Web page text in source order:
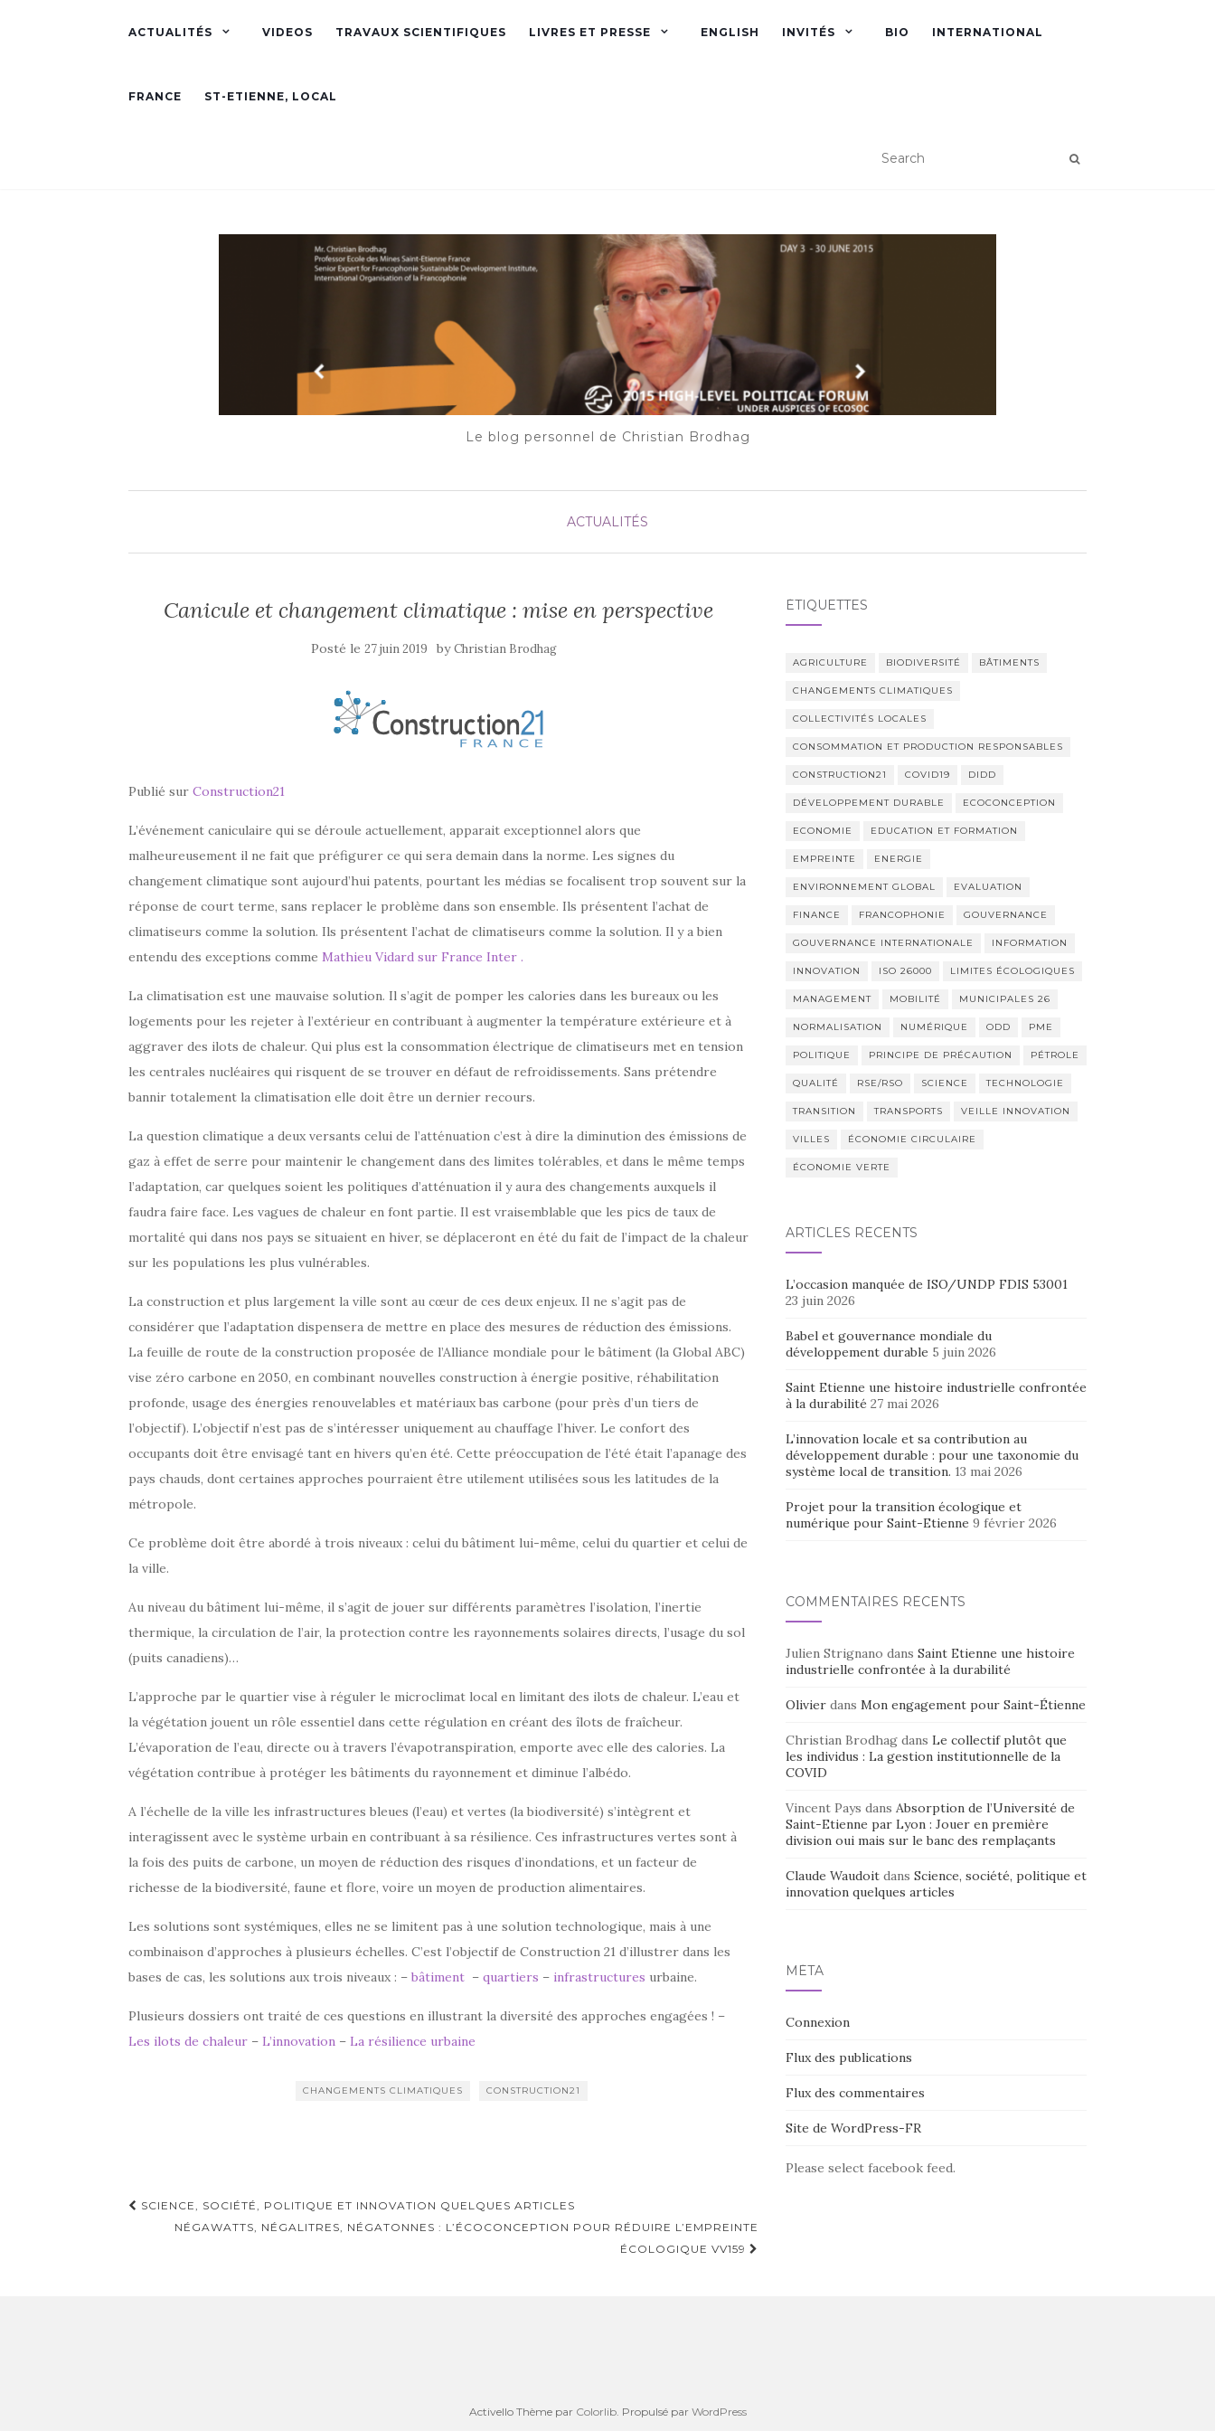
ACTUALITÉS VIDEOS TRAVAUX SCIENTIFIQUES LIVRES ET PRESSE ENGLISH INVITÉS BIO INTERNATIONAL
FRANCE ST-ETIENNE, LOCAL
Le blog personnel de Christian Brodhag
ACTUALITÉS
Canicule et changement climatique : mise en perspective
Posté le27 juin 2019 byChristian Brodhag
Publié sur Construction21
L’événement caniculaire qui se déroule actuellement, apparait exceptionnel alors que
malheureusement il ne fait que préfigurer ce qui sera demain dans la norme. Les signes du
changement climatique sont aujourd’hui patents, pourtant les médias se focalisent trop souvent sur la
réponse de court terme, sans replacer le problème dans son ensemble. Ils présentent l’achat de
climatiseurs comme la solution. Ils présentent l’achat de climatiseurs comme la solution. Il y a bien
entendu des exceptions comme Mathieu Vidard sur France Inter .
La climatisation est une mauvaise solution. Il s’agit de pomper les calories dans les bureaux ou les
logements pour les rejeter à l’extérieur en contribuant à augmenter la température extérieure et à
aggraver des ilots de chaleur. Qui plus est la consommation électrique de climatiseurs met en tension
les centrales nucléaires qui risquent de se trouver en défaut de refroidissements. Sans prétendre
bannir totalement la climatisation elle doit être un dernier recours.
La question climatique a deux versants celui de l’atténuation c’est à dire la diminution des émissions de
gaz à effet de serre pour maintenir le changement dans des limites tolérables, et dans le même temps
l’adaptation, car quelques soient les politiques d’atténuation il y aura des changements auxquels il
faudra faire face. Les vagues de chaleur en font partie. Il est vraisemblable que les pics de taux de
mortalité qui dans nos pays se situaient en hiver, se déplaceront en été du fait de l’impact de la chaleur
sur les populations les plus vulnérables.
La construction et plus largement la ville sont au cœur de ces deux enjeux. Il ne s’agit pas de
considérer que l’adaptation dispensera de mettre en place des mesures de réduction des émissions.
La feuille de route de la construction proposée de l’Alliance mondiale pour le bâtiment (la Global ABC)
vise zéro carbone en 2050, en combinant nouvelles construction à énergie positive, réhabilitation
profonde, usage des énergies renouvelables et matériaux bas carbone (pour près d’un tiers de
l’objectif). L’objectif n’est pas de s’intéresser uniquement au chauffage l’hiver. Le confort des
occupants doit être envisagé tant en hivers qu’en été. Cette préoccupation de l’été était l’apanage des
pays chauds, dont certaines approches pourraient être utilement utilisées sous les latitudes de la
métropole.
Ce problème doit être abordé à trois niveaux : celui du bâtiment lui-même, celui du quartier et celui de
la ville.
Au niveau du bâtiment lui-même, il s’agit de jouer sur différents paramètres l’isolation, l’inertie
thermique, la circulation de l’air, la protection contre les rayonnements solaires directs, l’usage du sol
(puits canadiens)…
L’approche par le quartier vise à réguler le microclimat local en limitant des ilots de chaleur. L’eau et
la végétation jouent un rôle essentiel dans cette régulation en créant des îlots de fraîcheur.
L’évaporation de l’eau, directe ou à travers l’évapotranspiration, emporte avec elle des calories. La
végétation contribue à protéger les bâtiments du rayonnement et diminue l’albédo.
A l’échelle de la ville les infrastructures bleues (l’eau) et vertes (la biodiversité) s’intègrent et
interagissent avec le système urbain en contribuant à sa résilience. Ces infrastructures vertes sont à
la fois des puits de carbone, un moyen de réduction des risques d’inondations, et un facteur de
richesse de la biodiversité, faune et flore, voire un moyen de production alimentaires.
Les solutions sont systémiques, elles ne se limitent pas à une solution technologique, mais à une
combinaison d’approches à plusieurs échelles. C’est l’objectif de Construction 21 d’illustrer dans les
bases de cas, les solutions aux trois niveaux : – bâtiment – quartiers – infrastructures urbaine.
Plusieurs dossiers ont traité de ces questions en illustrant la diversité des approches engagées ! –
Les ilots de chaleur – L’innovation – La résilience urbaine
CHANGEMENTS CLIMATIQUES CONSTRUCTION21
Navigation
d'article
SCIENCE, SOCIÉTÉ, POLITIQUE ET INNOVATION QUELQUES ARTICLES
NÉGAWATTS, NÉGALITRES, NÉGATONNES : L’ÉCOCONCEPTION POUR RÉDUIRE L’EMPREINTE
ÉCOLOGIQUE VV159
ÉTIQUETTES
AGRICULTURE BIODIVERSITÉ BÂTIMENTS
CHANGEMENTS CLIMATIQUES
COLLECTIVITÉS LOCALES
CONSOMMATION ET PRODUCTION RESPONSABLES
CONSTRUCTION21 COVID19 DIDD
DÉVELOPPEMENT DURABLE ECOCONCEPTION
ECONOMIE EDUCATION ET FORMATION
EMPREINTE ENERGIE
ENVIRONNEMENT GLOBAL EVALUATION
FINANCE FRANCOPHONIE GOUVERNANCE
GOUVERNANCE INTERNATIONALE INFORMATION
INNOVATION ISO 26000 LIMITES ÉCOLOGIQUES
MANAGEMENT MOBILITÉ MUNICIPALES 26
NORMALISATION NUMÉRIQUE ODD PME
POLITIQUE PRINCIPE DE PRÉCAUTION PÉTROLE
QUALITÉ RSE/RSO SCIENCE TECHNOLOGIE
TRANSITION TRANSPORTS VEILLE INNOVATION
VILLES ÉCONOMIE CIRCULAIRE
ÉCONOMIE VERTE
ARTICLES RÉCENTS
L’occasion manquée de ISO/UNDP FDIS 53001
23 juin 2026
Babel et gouvernance mondiale du
développement durable 5 juin 2026
Saint Etienne une histoire industrielle confrontée
à la durabilité 27 mai 2026
L’innovation locale et sa contribution au
développement durable : pour une taxonomie du
système local de transition. 13 mai 2026
Projet pour la transition écologique et
numérique pour Saint-Etienne 9 février 2026
COMMENTAIRES RÉCENTS
Julien Strignano dans Saint Etienne une histoire
industrielle confrontée à la durabilité
Olivierdans Mon engagement pour Saint-Étienne
Christian Brodhagdans Le collectif plutôt que
les individus : La gestion institutionnelle de la
COVID
Vincent Pays dans Absorption de l’Université de
Saint-Etienne par Lyon : Jouer en première
division oui mais sur le banc des remplaçants
Claude Waudoitdans Science, société, politique et
innovation quelques articles
MÉTA
Connexion
Flux des publications
Flux des commentaires
Site de WordPress-FR
Please select facebook feed.
Activello Thème par Colorlib. Propulsé par WordPress